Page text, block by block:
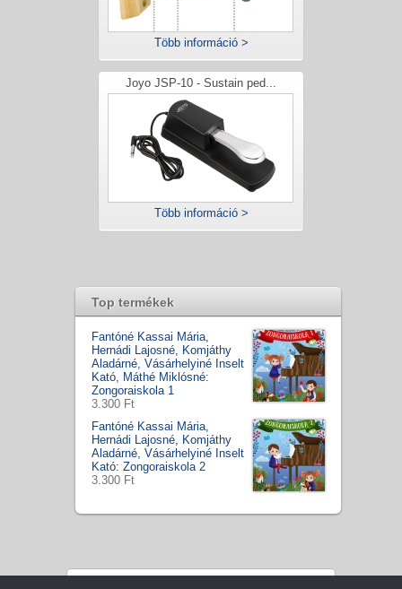
Több információ >
Joyo JSP-10 - Sustain ped...
Több információ >
Top termékek
Fantóné Kassai Mária,
Hernádi Lajosné, Komjáthy
Aladárné, Vásárhelyiné Inselt
Kató, Máthé Miklósné:
Zongoraiskola 1
3.300 Ft
Fantóné Kassai Mária,
Hernádi Lajosné, Komjáthy
Aladárné, Vásárhelyiné Inselt
Kató: Zongoraiskola 2
3.300 Ft